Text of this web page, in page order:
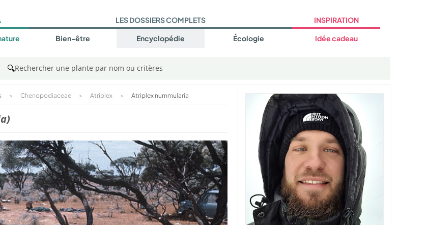
LES DOSSIERS COMPLETS
Bien-être Encyclopédie Écologie
INSPIRATION
Idée cadeau
🔍Rechercher une plante par nom ou critères
> Chenopodiaceae > Atriplex > Atriplex nummularia